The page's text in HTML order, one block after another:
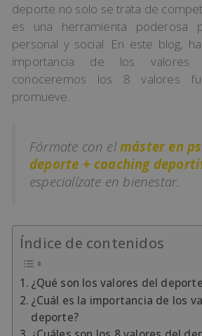
deporte no solo se trata de
es una herramienta poderosa
personal y social. En este blog,
importancia de los
conoceremos los 8 valores
promueve.
Fórmate con elmáster en
deporte + coaching
especialízate en bienestar.
Índice de contenidos
¿Qué son los valores del
¿Cuál es la importancia de los
deporte?